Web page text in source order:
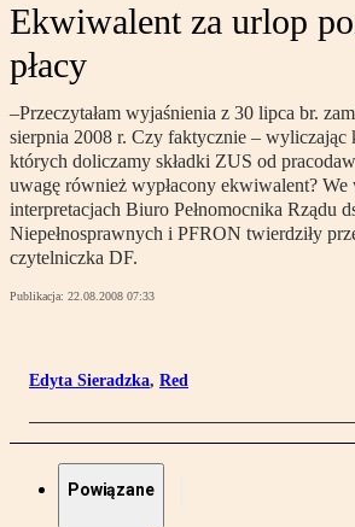
Ekwiwalent za urlop
płacy
–Przeczytałam wyjaśnienia z 30 lipca br.
sierpnia 2008 r. Czy faktycznie – wyliczając
których doliczamy składki ZUS od
uwagę również wypłacony ekwiwalent? We
interpretacjach Biuro Pełnomocnika Rządu
Niepełnosprawnych i PFRON twierdziły
czytelniczka DF.
Publikacja: 22.08.2008 07:33
Edyta Sieradzka, Red
Powiązane